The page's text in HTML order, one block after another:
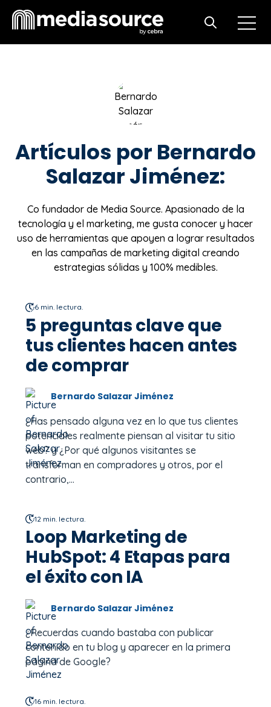
Open
Open search
Artículos por Bernardo
Salazar Jiménez:
Co fundador de Media Source. Apasionado de la
tecnología y el marketing, me gusta conocer y hacer
uso de herramientas que apoyen a lograr resultados
en las campañas de marketing digital creando
estrategias sólidas y 100% medibles.
6 min. lectura.
5 preguntas clave que
tus clientes hacen antes
de comprar
Bernardo Salazar Jiménez
¿Has pensado alguna vez en lo que tus clientes
potenciales realmente piensan al visitar tu sitio
web? y ¿Por qué algunos visitantes se
transforman en compradores y otros, por el
contrario,...
12 min. lectura.
Loop Marketing de
HubSpot: 4 Etapas para
el éxito con IA
Bernardo Salazar Jiménez
¿Recuerdas cuando bastaba con publicar
contenido en tu blog y aparecer en la primera
página de Google?
16 min. lectura.